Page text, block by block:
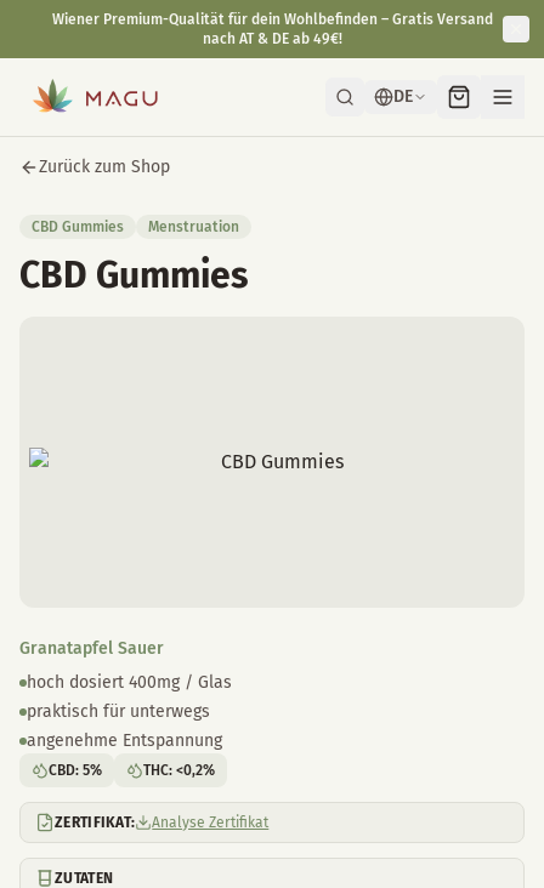
DE
Zurück zum Shop
CBD Gummies Menstruation
CBD Gummies
Granatapfel Sauer
hoch dosiert 400mg / Glas
praktisch für unterwegs
angenehme Entspannung
CBD: 5% THC: <0,2%
ZERTIFIKAT: Analyse Zertifikat
ZUTATEN
Wiener Premium-Qualität für dein Wohlbefinden – Gratis Versand
nach AT & DE ab 49€!